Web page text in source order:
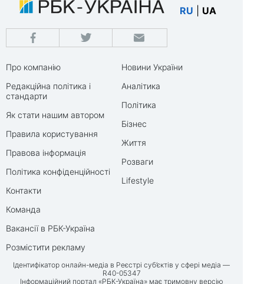
RU UA
Про компанію
Редакційна політика і
стандарти
Як стати нашим автором
Правила користування
Правова інформація
Політика конфіденційності
Контакти
Команда
Вакансії в РБК-Україна
Розмістити рекламу
Новини України
Аналітика
Політика
Бізнес
Життя
Розваги
Lifestyle
Ідентифікатор онлайн-медіа в Реєстрі суб’єктів у сфері медіа —
R40-05347
Інформаційний портал «РБК-Україна» має тримовну версію